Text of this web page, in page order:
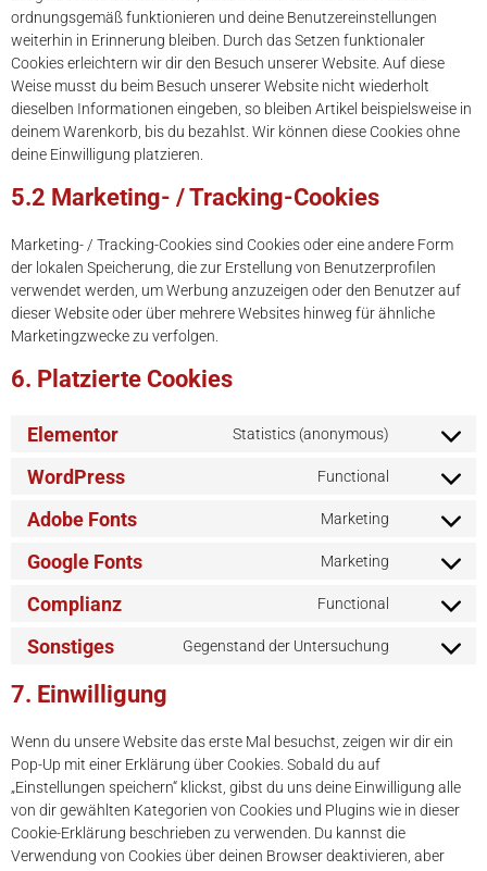
ordnungsgemäß funktionieren und deine Benutzereinstellungen
weiterhin in Erinnerung bleiben. Durch das Setzen funktionaler
Cookies erleichtern wir dir den Besuch unserer Website. Auf diese
Weise musst du beim Besuch unserer Website nicht wiederholt
dieselben Informationen eingeben, so bleiben Artikel beispielsweise in
deinem Warenkorb, bis du bezahlst. Wir können diese Cookies ohne
deine Einwilligung platzieren.
5.2 Marketing- / Tracking-Cookies
Marketing- / Tracking-Cookies sind Cookies oder eine andere Form
der lokalen Speicherung, die zur Erstellung von Benutzerprofilen
verwendet werden, um Werbung anzuzeigen oder den Benutzer auf
dieser Website oder über mehrere Websites hinweg für ähnliche
Marketingzwecke zu verfolgen.
6. Platzierte Cookies
Elementor Statistics (anonymous)
WordPress Functional
Adobe Fonts Marketing
Google Fonts Marketing
Complianz Functional
Sonstiges Gegenstand der Untersuchung
7. Einwilligung
Wenn du unsere Website das erste Mal besuchst, zeigen wir dir ein
Pop-Up mit einer Erklärung über Cookies. Sobald du auf
„Einstellungen speichern“ klickst, gibst du uns deine Einwilligung alle
von dir gewählten Kategorien von Cookies und Plugins wie in dieser
Cookie-Erklärung beschrieben zu verwenden. Du kannst die
Verwendung von Cookies über deinen Browser deaktivieren, aber